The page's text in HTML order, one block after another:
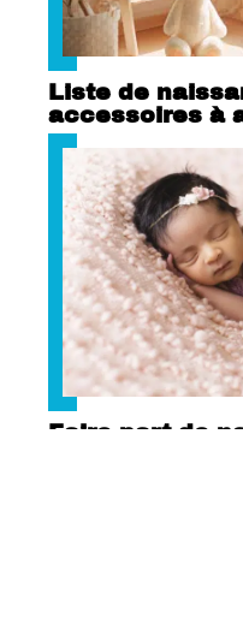
Liste de
accessoires à
Faire-part de